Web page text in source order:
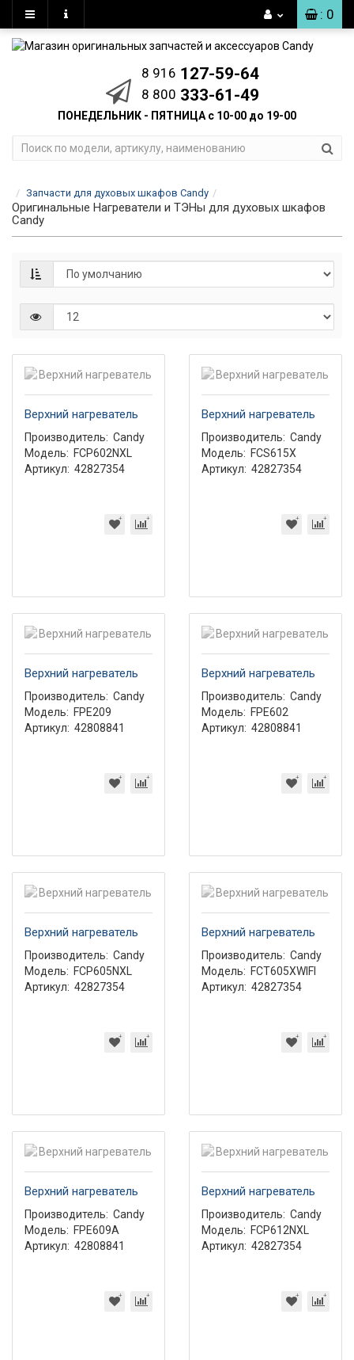
: 0
8 916 127-59-64
8 800 333-61-49
ПОНЕДЕЛЬНИК - ПЯТНИЦА с 10-00 до 19-00
Запчасти для духовых шкафов Candy
Оригинальные Нагреватели и ТЭНы для духовых шкафов
Candy
Верхний нагреватель
Производитель: Candy
Модель: FCP602NXL
Артикул: 42827354
Верхний нагреватель
Производитель: Candy
Модель: FCS615X
Артикул: 42827354
Верхний нагреватель
Производитель: Candy
Модель: FPE209
Артикул: 42808841
Верхний нагреватель
Производитель: Candy
Модель: FPE602
Артикул: 42808841
Верхний нагреватель
Производитель: Candy
Модель: FCP605NXL
Артикул: 42827354
Верхний нагреватель
Производитель: Candy
Модель: FCT605XWIFI
Артикул: 42827354
Верхний нагреватель
Производитель: Candy
Модель: FPE609A
Артикул: 42808841
Верхний нагреватель
Производитель: Candy
Модель: FCP612NXL
Артикул: 42827354